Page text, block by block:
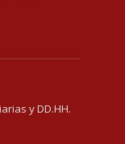
y DD.HH.